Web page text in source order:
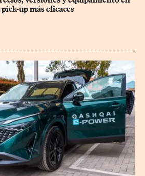
up más eficaces